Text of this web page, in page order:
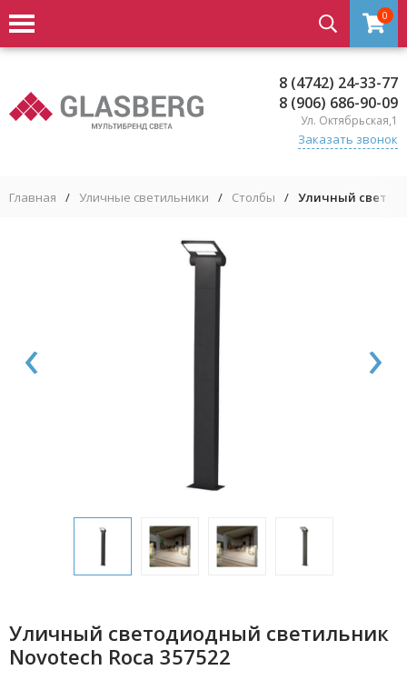
0
8 (4742) 24-33-77
8 (906) 686-90-09
Ул. Октябрьская,1
Заказать звонок
Главная / Уличные светильники / Столбы / Уличный
‹ ›
Уличный светодиодный светильник
Novotech Roca 357522